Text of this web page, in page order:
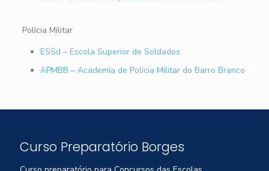
Polícia Militar
ESSd – Escola Superior de Soldados
APMBB – Academia de Polícia Militar do Barro Branco
Curso Preparatório Borges